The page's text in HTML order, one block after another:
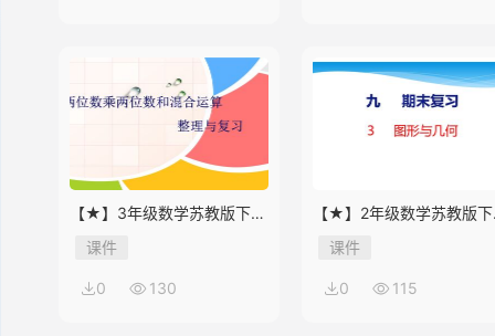
【★】3年级数学苏教版下册
课件第10单元《单元复习》
课件
0 130
【★】2年级数学苏教版
课件第9单元《期末复习》
课件
0 115